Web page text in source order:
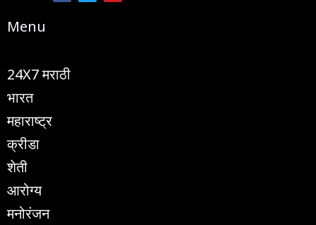
e t t
Menu
24X7 मराठी
भारत
महाराष्ट्र
क्रीडा
शेती
आरोग्य
मनोरंजन